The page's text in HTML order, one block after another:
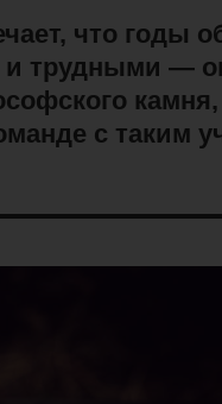
что годы
трудными —
с таким